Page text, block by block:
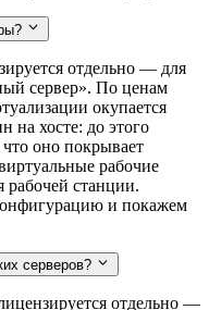
отдельно — для
сервер». По ценам
окупается
на хосте: до этого
оно покрывает
рабочие
рабочей станции.
и покажем
серверов?
отдельно —